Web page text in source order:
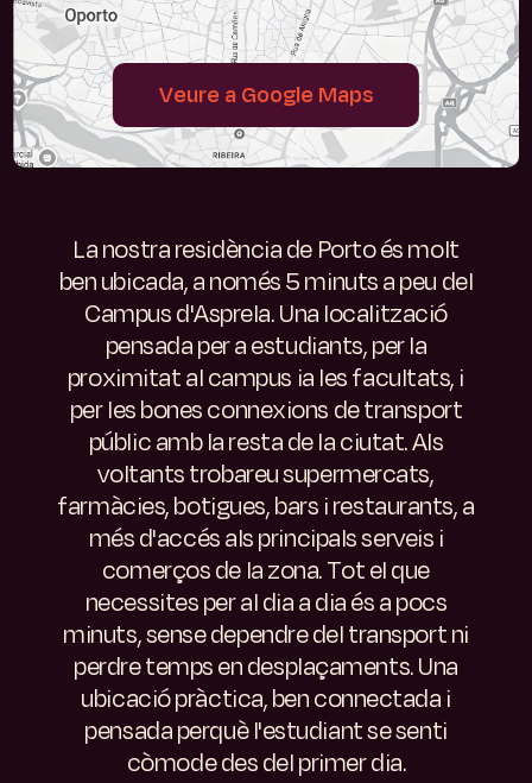
Veure a Google Maps
La nostra residència de Porto és molt
ben ubicada, a només 5 minuts a peu del
Campus d'Asprela. Una localització
pensada per a estudiants, per la
proximitat alcampus ia les facultats, i
per les bones connexions de transport
públic amb la resta de la ciutat.Als
voltants trobareu supermercats,
farmàcies, botigues, bars i restaurants, a
més d'accés als principals serveis i
comerços de la zona. Tot el que
necessites per al dia a dia és a pocs
minuts, sense dependre del transport ni
perdre temps en desplaçaments.Una
ubicació pràctica, ben connectada i
pensada perquè l'estudiant se senti
còmode des del primer dia.